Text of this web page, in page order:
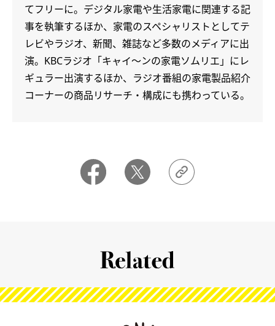
てフリーに。デジタル家電や生活家電に関連する記
事を執筆するほか、家電のスペシャリストとしてテ
レビやラジオ、新聞、雑誌など多数のメディアに出
演。KBCラジオ「キャイ～ンの家電ソムリエ」にレ
ギュラー出演するほか、ラジオ番組の家電製品紹介
コーナーの商品リサーチ・構成にも携わっている。